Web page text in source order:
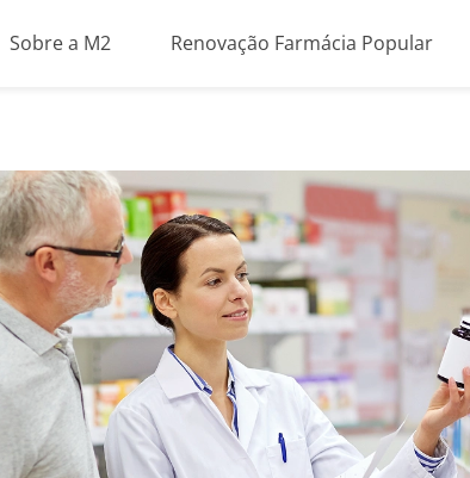
Sobre a M2 Renovação Farmácia Popular